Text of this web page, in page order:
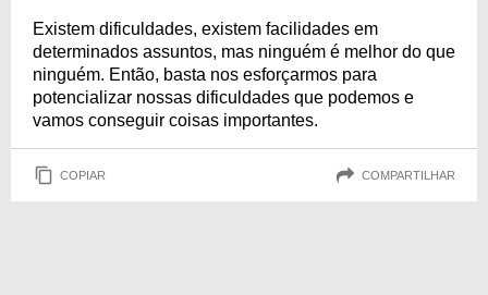
Existem dificuldades, existem facilidades em
determinados assuntos, mas ninguém é melhor do que
ninguém. Então, basta nos esforçarmos para
potencializar nossas dificuldades que podemos e
vamos conseguir coisas importantes.
COPIAR COMPARTILHAR